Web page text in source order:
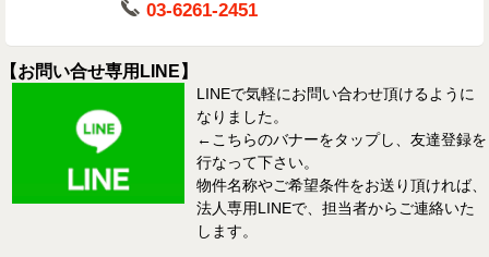
03-6261-2451
【お問い合せ専用LINE】
LINEで気軽にお問い合わせ頂けるように
なりました。
←こちらのバナーをタップし、友達登録を
行なって下さい。
物件名称やご希望条件をお送り頂ければ、
法人専用LINEで、担当者からご連絡いた
します。